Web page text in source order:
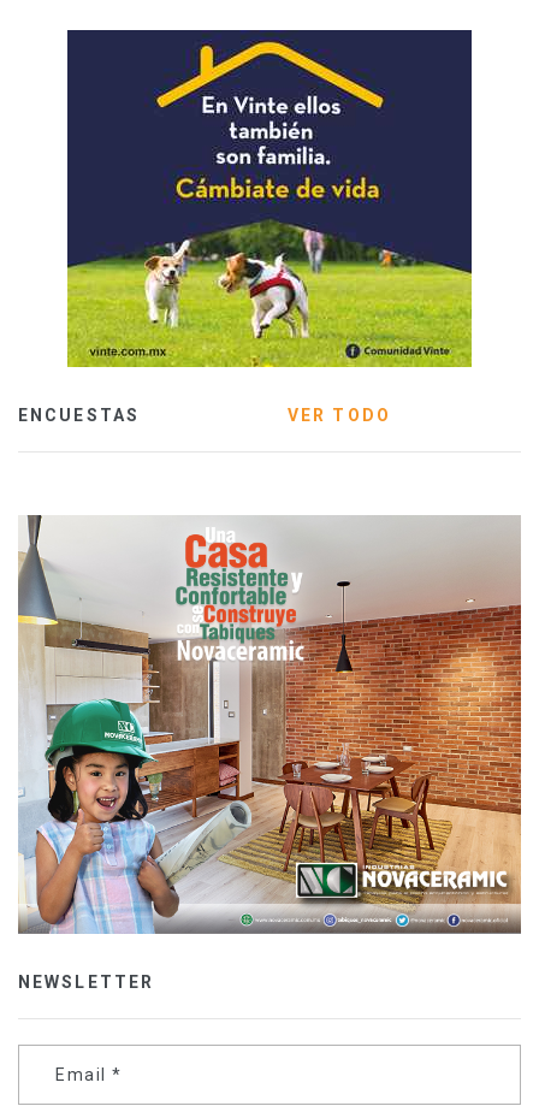
ENCUESTAS VER TODO
NEWSLETTER
Email *